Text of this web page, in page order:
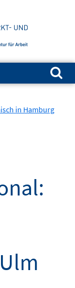
Suchen nach:
in Hamburg